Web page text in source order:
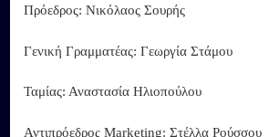
Πρόεδρος: Νικόλαος Σουρής
Γενική Γραμματέας: Γεωργία Στάμου
Ταμίας: Αναστασία Ηλιοπούλου
Αντιπρόεδρος Marketing: Στέλλα Ρούσσου